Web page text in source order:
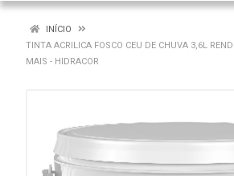
INÍCIO
TINTA ACRILICA FOSCO CEU DE CHUVA 3,6L
MAIS - HIDRACOR